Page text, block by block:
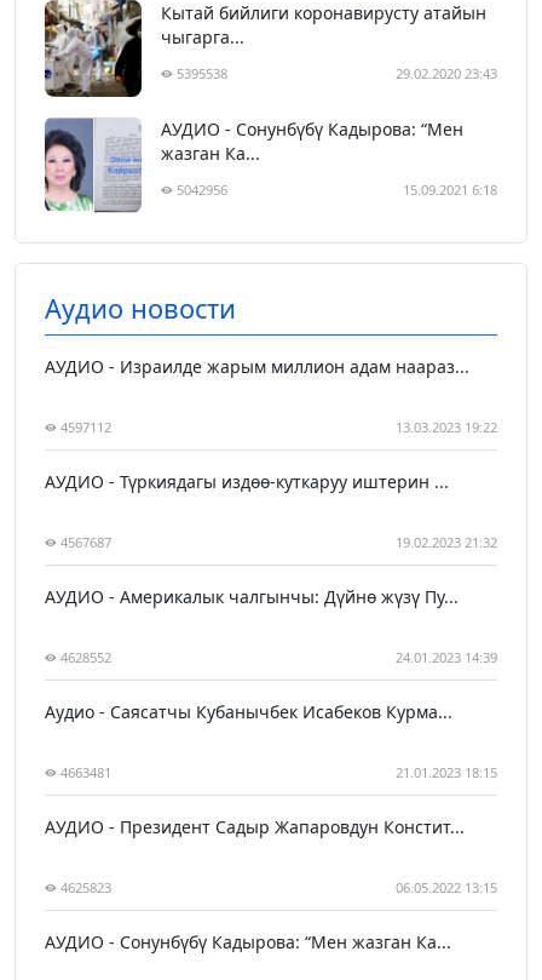
Кытай бийлиги коронавирусту атайын
чыгарга...
5395538 29.02.2020 23:43
АУДИО - Сонунбүбү Кадырова: “Мен
жазган Ка...
5042956 15.09.2021 6:18
Аудио новости
АУДИО - Израилде жарым миллион адам наараз...
4597112 13.03.2023 19:22
АУДИО - Түркиядагы издөө-куткаруу иштерин ...
4567687 19.02.2023 21:32
АУДИО - Америкалык чалгынчы: Дүйнө жүзү Пу...
4628552 24.01.2023 14:39
Аудио - Саясатчы Кубанычбек Исабеков Курма...
4663481 21.01.2023 18:15
АУДИО - Президент Садыр Жапаровдун Констит...
4625823 06.05.2022 13:15
АУДИО - Сонунбүбү Кадырова: “Мен жазган Ка...